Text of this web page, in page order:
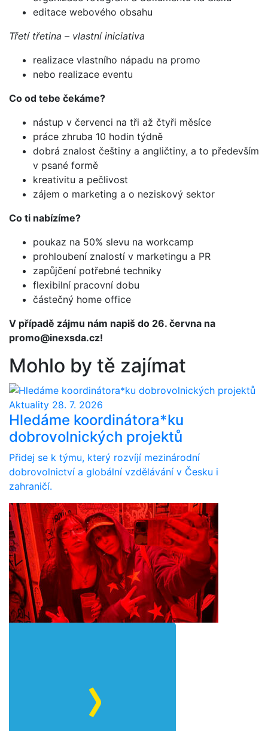
editace webového obsahu
Třetí třetina – vlastní iniciativa
realizace vlastního nápadu na promo
nebo realizace eventu
Co od tebe čekáme?
nástup v červenci na tři až čtyři měsíce
práce zhruba 10 hodin týdně
dobrá znalost češtiny a angličtiny, a to především
v psané formě
kreativitu a pečlivost
zájem o marketing a o neziskový sektor
Co ti nabízíme?
poukaz na 50% slevu na workcamp
prohloubení znalostí v marketingu a PR
zapůjčení potřebné techniky
flexibilní pracovní dobu
částečný home office
V případě zájmu nám napiš do 26. června na
promo@inexsda.cz!
Mohlo by tě zajímat
Aktuality 28. 7. 2026
Hledáme koordinátora*ku
dobrovolnických projektů
Přidej se k týmu, který rozvíjí mezinárodní
dobrovolnictví a globální vzdělávání v Česku i
zahraničí.